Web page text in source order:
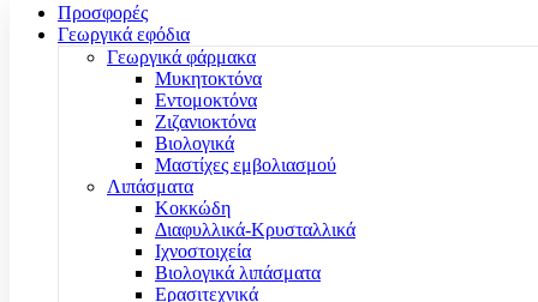
Προσφορές
Γεωργικά εφόδια
Γεωργικά φάρμακα
Μυκητοκτόνα
Εντομοκτόνα
Ζιζανιοκτόνα
Βιολογικά
Μαστίχες εμβολιασμού
Λιπάσματα
Κοκκώδη
Διαφυλλικά-Κρυσταλλικά
Ιχνοστοιχεία
Βιολογικά λιπάσματα
Ερασιτεχνικά